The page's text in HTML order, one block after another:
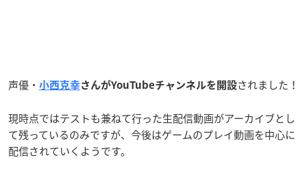
声優・ 小西克幸さんがYouTubeチャンネルを開設されました！
現時点ではテストも兼ねて行った生配信動画がアーカイブとし
て残っているのみですが、今後はゲームのプレイ動画を中心に
配信されていくようです。